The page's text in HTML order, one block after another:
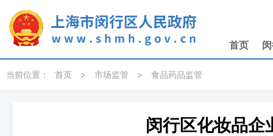
首页
当前位置： 首页 > 市场监管 > 食品药品监管
闵行区化妆品